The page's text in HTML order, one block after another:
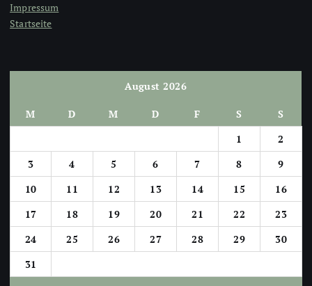
Impressum
Startseite
August 2026
M D M D F S
S
1
2
3
4 5 6 7 8
9
10
11 12 13 14 15
16
17
18 19 20 21 22
23
24
25 26 27 28 29
30
31